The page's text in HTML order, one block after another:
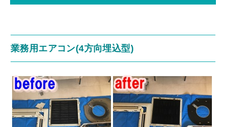
業務用エアコン(4方向埋込型)